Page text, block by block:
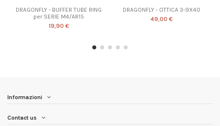
DRAGONFLY - BUFFER TUBE RING
per SERIE M4/AR15
19,90 €
DRAGONFLY - OTTICA 3-9X40
49,00 €
Informazioni
Contact us